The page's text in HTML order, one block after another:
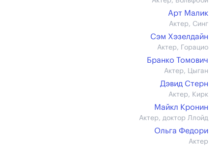
Арт Малик
Актер, Синг
Сэм Хэзелдайн
Актер, Горацио
Бранко Томович
Актер, Цыган
Дэвид Стерн
Актер, Кирк
Майкл Кронин
Актер, доктор Ллойд
Ольга Федори
Актер